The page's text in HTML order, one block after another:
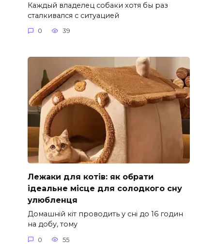
Каждый владелец собаки хотя бы раз
сталкивался с ситуацией
0 39
Лежаки для котів: як обрати
ідеальне місце для солодкого сну
улюбленця
Домашній кіт проводить у сні до 16 годин
на добу, тому
0 55